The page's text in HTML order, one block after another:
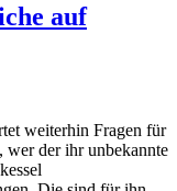
auf
weiterhin Fragen für
wer der ihr unbekannte